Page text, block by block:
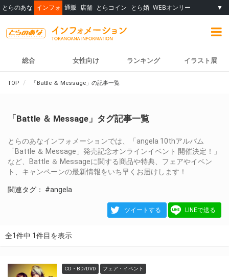
とらのあな インフォ 通販 店舗 とらコイン とら婚 WEBオンリー ▼
総合 女性向け ランキング イラスト展
TOP 「Battle ＆ Message」の記事一覧
「Battle ＆ Message」タグ記事一覧
とらのあなインフォメーションでは、「angela 10thアルバム
「Battle ＆ Message」発売記念オンラインイベント 開催決定！」
など、Battle ＆ Messageに関する商品や特典、フェアやイベン
ト、キャンペーンの最新情報をいち早くお届けします！
関連タグ： #angela
ツイートする LINEで送る
全1件中 1件目を表示
CD・BD/DVD フェア・イベント